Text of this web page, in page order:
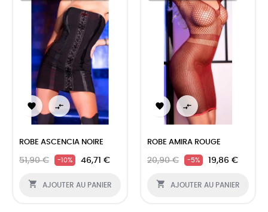
 
ROBE ASCENCIA NOIRE
51,90 € -10% 46,71 €
 AJOUTER AU PANIER
 
ROBE AMIRA ROUGE
20,90 € -5% 19,86 €
 AJOUTER AU PANIER